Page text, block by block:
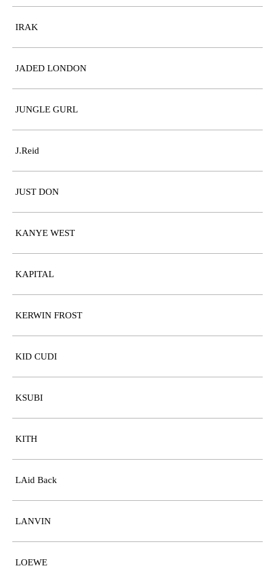
IRAK
JADED LONDON
JUNGLE GURL
J.Reid
JUST DON
KANYE WEST
KAPITAL
KERWIN FROST
KID CUDI
KSUBI
KITH
LAid Back
LANVIN
LOEWE